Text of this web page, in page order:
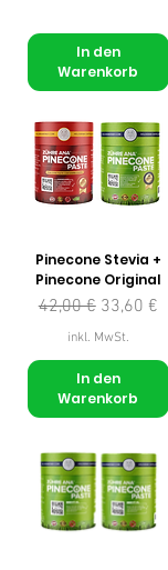
In den
Warenkorb
Pinecone Stevia +
Pinecone Original
Standardpreis
42,00 € Sale-Preis
33,60 €
inkl. MwSt.
In den
Warenkorb